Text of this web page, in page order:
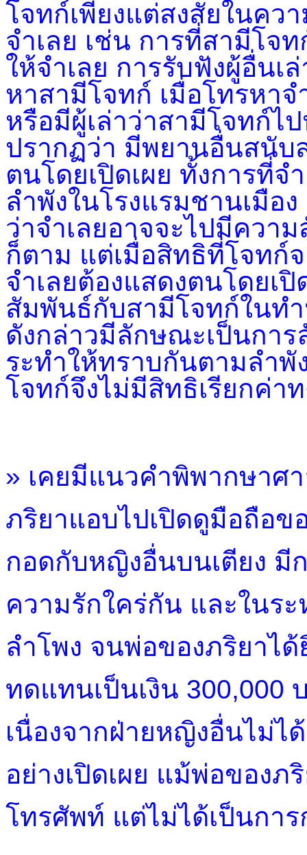
โจทก์เพียงแต่สงสัยในคว
จำเลย เช่น การที่สามีโจ
ให้จำเลย การรับฟังผู้อื่น
หาสามีโจทก์ เมื่อโทรหา
หรือมีผู้เล่าว่าสามีโจทก์ไ
ปรากฏว่า มีพยานอื่นสนับ
ตนโดยเปิดเผย ทั้งการที่
ลำพังในโรงแรมชานเมือ
ว่าจำเลยอาจจะไปมีคว
ก็ตาม แต่เมื่อสิทธิที่โจทก์
จำเลยต้องแสดงตนโดยเ
สัมพันธ์กับสามีโจทก์ในท
ดังกล่าวมีลักษณะเป็นกา
ระทำให้ทราบกันตามลำพั
โจทก์จึงไม่มีสิทธิเรียกค่า
» เคยมีแนวคำพิพากษาศ
ภริยาแอบไปเปิดดูมือถือ
กอดกับหญิงอื่นบนเตียง มี
ความรักใคร่กัน และในร
ลำโพง จนพ่อของภริยาไ
ทดแทนเป็นเงิน 300,000
เนื่องจากฝ่ายหญิงอื่นไม่
อย่างเปิดเผย แม้พ่อของ
โทรศัพท์ แต่ไม่ได้เป็นกา